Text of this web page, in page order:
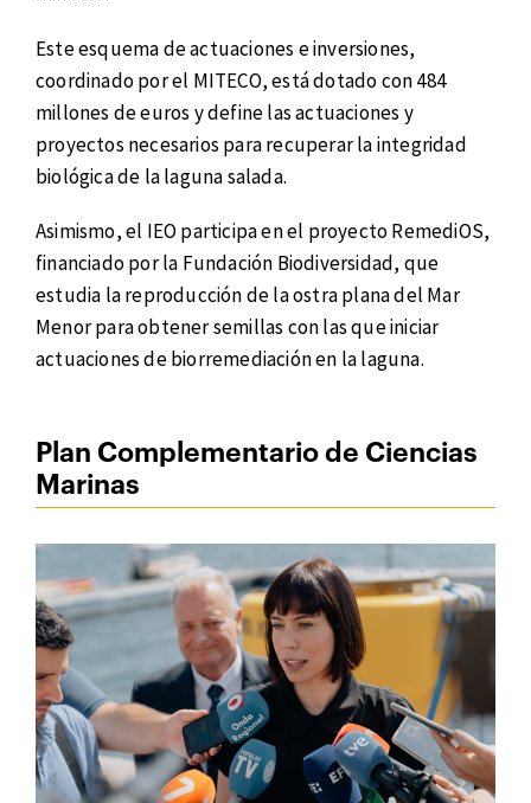
Este esquema de actuaciones e inversiones,
coordinado por el MITECO, está dotado con 484
millones de euros y define las actuaciones y
proyectos necesarios para recuperar la integridad
biológica de la laguna salada.
Asimismo, el IEO participa en el proyecto RemediOS,
financiado por la Fundación Biodiversidad, que
estudia la reproducción de la ostra plana del Mar
Menor para obtener semillas con las que iniciar
actuaciones de biorremediación en la laguna.
Plan Complementario de Ciencias
Marinas